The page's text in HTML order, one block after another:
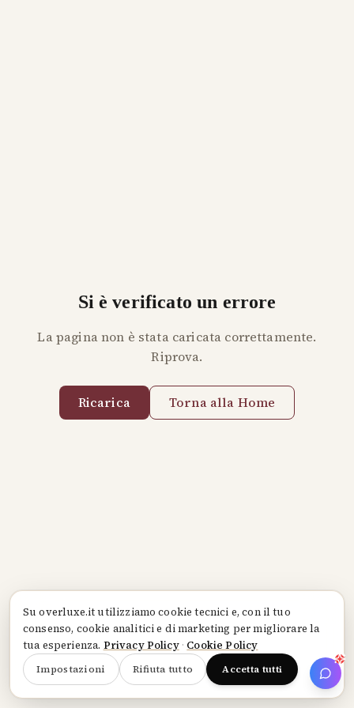
Suoverluxe.itutilizziamo cookie tecnici e, con il tuo
consenso, cookie analitici e di marketing per migliorare la
tua esperienza. Privacy Policy· Cookie Policy
Impostazioni Rifiuta tutto Accetta tutti
Si è verificato un errore
La pagina non è stata caricata correttamente.
Riprova.
Ricarica Torna alla Home